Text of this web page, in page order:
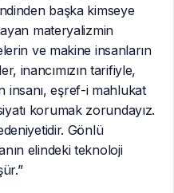
başka kimseye
materyalizmin
ve makine insanların
inancımızın tarifiyle,
insanı, eşref-i mahlukat
korumak zorundayız.
Gönlü
elindeki teknoloji